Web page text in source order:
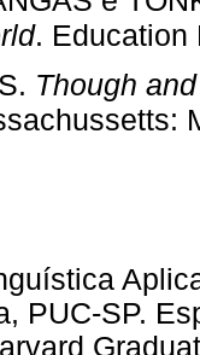
. Education
Though
PUC-SP.